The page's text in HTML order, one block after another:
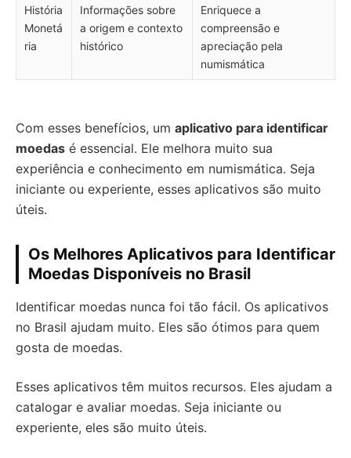
História
Monetá
ria
Informações sobre
a origem e contexto
histórico
Enriquece a
compreensão e
apreciação pela
numismática
Com esses benefícios, um aplicativo para identificar
moedas é essencial. Ele melhora muito sua
experiência e conhecimento em numismática. Seja
iniciante ou experiente, esses aplicativos são muito
úteis.
Os Melhores Aplicativos para Identificar
Moedas Disponíveis no Brasil
Identificar moedas nunca foi tão fácil. Os aplicativos
no Brasil ajudam muito. Eles são ótimos para quem
gosta de moedas.
Esses aplicativos têm muitos recursos. Eles ajudam a
catalogar e avaliar moedas. Seja iniciante ou
experiente, eles são muito úteis.